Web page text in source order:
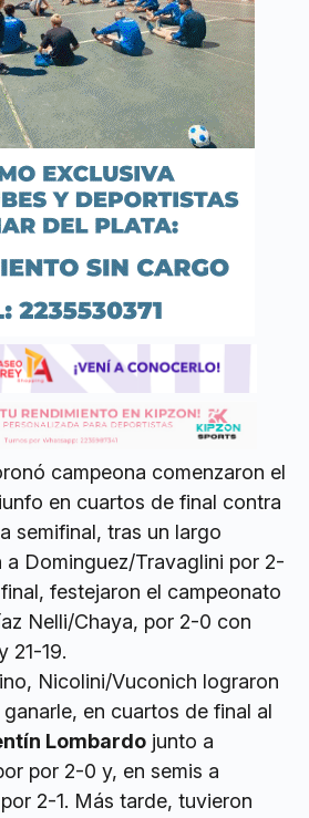
campeona comenzaron el
en cuartos de final contra
semifinal, tras un largo
a Dominguez/Travaglini por 2-
festejaron el campeonato
Nelli/Chaya, por 2-0 con
21-19.
Nicolini/Vuconich lograron
en cuartos de final al
Lombardo junto a
por 2-0 y, en semis a
2-1. Más tarde, tuvieron